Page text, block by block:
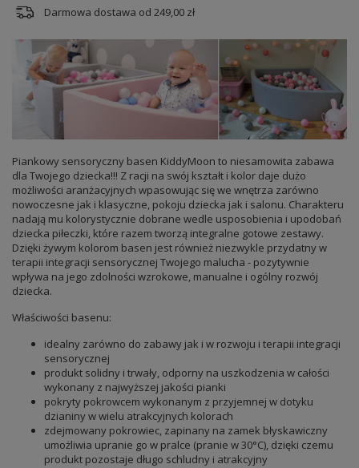
Darmowa dostawa od 249,00 zł
Piankowy sensoryczny basen KiddyMoon to niesamowita zabawa
dla Twojego dziecka!!! Z racji na swój kształt i kolor daje dużo
możliwości aranżacyjnych wpasowując się we wnętrza zarówno
nowoczesne jak i klasyczne, pokoju dziecka jak i salonu. Charakteru
nadają mu kolorystycznie dobrane wedle usposobienia i upodobań
dziecka piłeczki, które razem tworzą integralne gotowe zestawy.
Dzięki żywym kolorom basen jest również niezwykle przydatny w
terapii integracji sensorycznej Twojego malucha - pozytywnie
wpływa na jego zdolności wzrokowe, manualne i ogólny rozwój
dziecka.
Właściwości basenu:
idealny zarówno do zabawy jak i w rozwoju i terapii integracji
sensorycznej
produkt solidny i trwały, odporny na uszkodzenia w całości
wykonany z najwyższej jakości pianki
pokryty pokrowcem wykonanym z przyjemnej w dotyku
dzianiny w wielu atrakcyjnych kolorach
zdejmowany pokrowiec, zapinany na zamek błyskawiczny
umożliwia upranie go w pralce (pranie w 30°C), dzięki czemu
produkt pozostaje długo schludny i atrakcyjny